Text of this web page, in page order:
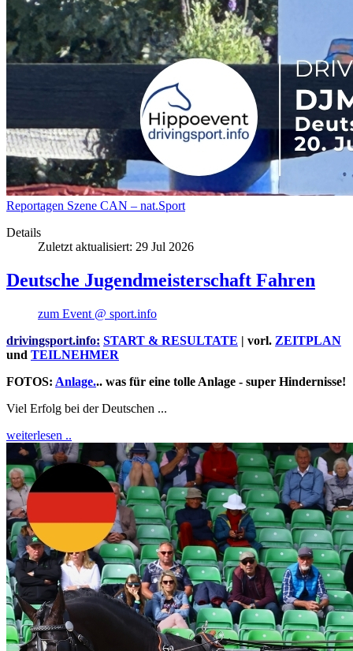
Reportagen Szene CAN – nat.Sport
Details
Zuletzt aktualisiert: 29 Jul 2026
Deutsche Jugendmeisterschaft Fahren
zum Event @ sport.info
drivingsport.info: START & RESULTATE | vorl. ZEITPLAN
und TEILNEHMER
FOTOS: Anlage... was für eine tolle Anlage - super Hindernisse!
Viel Erfolg bei der Deutschen ...
weiterlesen ..